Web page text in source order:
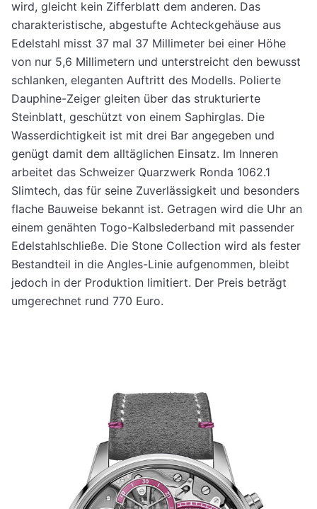
wird, gleicht kein Zifferblatt dem anderen. Das
charakteristische, abgestufte Achteckgehäuse aus
Edelstahl misst 37 mal 37 Millimeter bei einer Höhe
von nur 5,6 Millimetern und unterstreicht den bewusst
schlanken, eleganten Auftritt des Modells. Polierte
Dauphine-Zeiger gleiten über das strukturierte
Steinblatt, geschützt von einem Saphirglas. Die
Wasserdichtigkeit ist mit drei Bar angegeben und
genügt damit dem alltäglichen Einsatz. Im Inneren
arbeitet das Schweizer Quarzwerk Ronda 1062.1
Slimtech, das für seine Zuverlässigkeit und besonders
flache Bauweise bekannt ist. Getragen wird die Uhr an
einem genähten Togo-Kalbslederband mit passender
Edelstahlschließe. Die Stone Collection wird als fester
Bestandteil in die Angles-Linie aufgenommen, bleibt
jedoch in der Produktion limitiert. Der Preis beträgt
umgerechnet rund 770 Euro.